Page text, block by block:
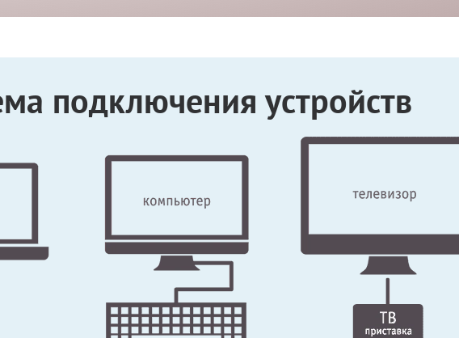
подключения устройств